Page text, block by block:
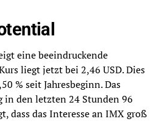
eine beeindruckende
liegt jetzt bei 2,46 USD. Dies
% seit Jahresbeginn. Das
in den letzten 24 Stunden 96
dass das Interesse an IMX groß